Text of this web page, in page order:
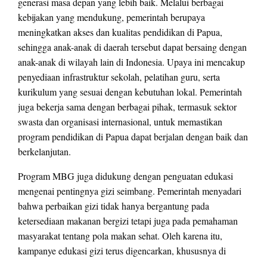
kebijakan yang mendukung, pemerintah berupaya
meningkatkan akses dan kualitas pendidikan di Papua,
sehingga anak-anak di daerah tersebut dapat bersaing dengan
anak-anak di wilayah lain di Indonesia. Upaya ini mencakup
penyediaan infrastruktur sekolah, pelatihan guru, serta
kurikulum yang sesuai dengan kebutuhan lokal. Pemerintah
juga bekerja sama dengan berbagai pihak, termasuk sektor
swasta dan organisasi internasional, untuk memastikan
program pendidikan di Papua dapat berjalan dengan baik dan
berkelanjutan.
Program MBG juga didukung dengan penguatan edukasi
mengenai pentingnya gizi seimbang. Pemerintah menyadari
bahwa perbaikan gizi tidak hanya bergantung pada
ketersediaan makanan bergizi tetapi juga pada pemahaman
masyarakat tentang pola makan sehat. Oleh karena itu,
kampanye edukasi gizi terus digencarkan, khususnya di